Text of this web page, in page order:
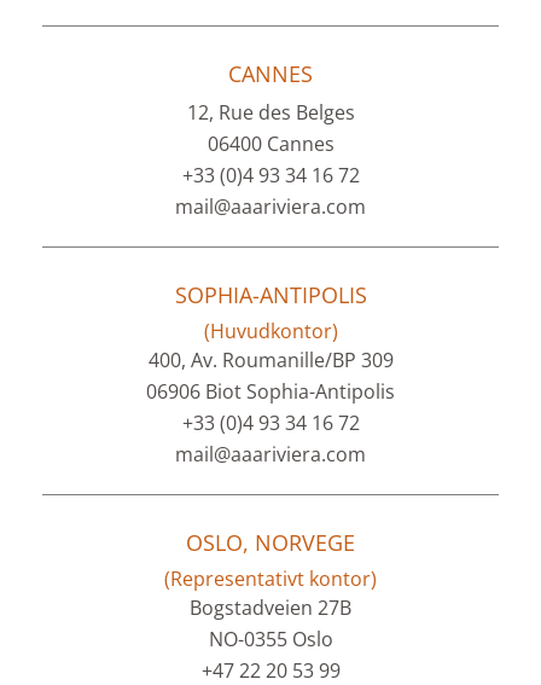
CANNES
12, Rue des Belges
06400 Cannes
+33 (0)4 93 34 16 72
mail@aaariviera.com
SOPHIA-ANTIPOLIS
(Huvudkontor)
400, Av. Roumanille/BP 309
06906 Biot Sophia-Antipolis
+33 (0)4 93 34 16 72
mail@aaariviera.com
OSLO, NORVEGE
(Representativt kontor)
Bogstadveien 27B
NO-0355 Oslo
+47 22 20 53 99